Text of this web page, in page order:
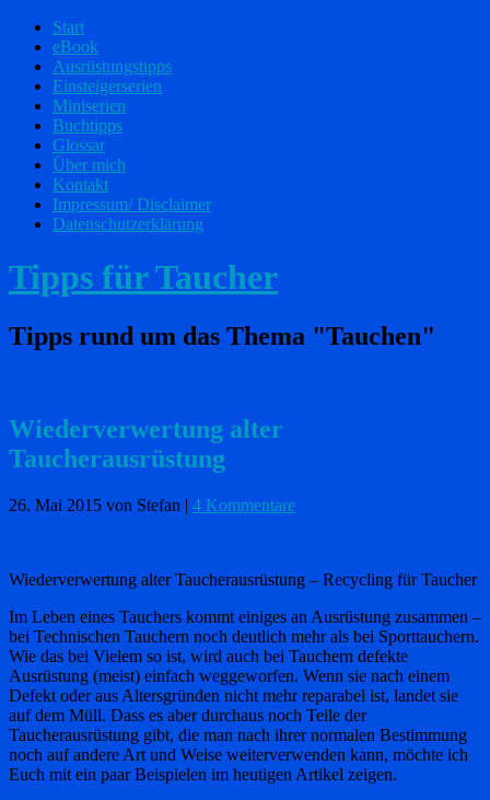
Start
eBook
Ausrüstungstipps
Einsteigerserien
Miniserien
Buchtipps
Glossar
Über mich
Kontakt
Impressum/ Disclaimer
Datenschutzerklärung
Tipps für Taucher
Tipps rund um das Thema "Tauchen"
Wiederverwertung alter
Taucherausrüstung
26. Mai 2015 von Stefan | 4 Kommentare
Wiederverwertung alter Taucherausrüstung – Recycling für Taucher
Im Leben eines Tauchers kommt einiges an Ausrüstung zusammen –
bei Technischen Tauchern noch deutlich mehr als bei Sporttauchern.
Wie das bei Vielem so ist, wird auch bei Tauchern defekte
Ausrüstung (meist) einfach weggeworfen. Wenn sie nach einem
Defekt oder aus Altersgründen nicht mehr reparabel ist, landet sie
auf dem Müll. Dass es aber durchaus noch Teile der
Taucherausrüstung gibt, die man nach ihrer normalen Bestimmung
noch auf andere Art und Weise weiterverwenden kann, möchte ich
Euch mit ein paar Beispielen im heutigen Artikel zeigen.